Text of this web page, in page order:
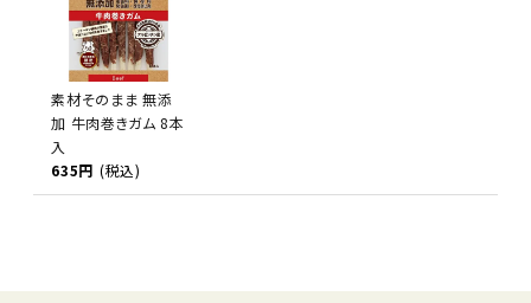
素材そのまま 無添
加 牛肉巻きガム 8本
入
635円 (税込)